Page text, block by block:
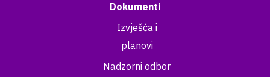
Dokumenti
Izvješća i
planovi
Nadzorni odbor